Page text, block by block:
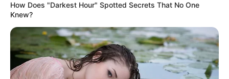
TEMAS RELACIONADOS
ICBF
POBLACIÓN VULNERABLE
INSTITUTO COLOMBIANO DE BIENESTAR FAMILIAR
How Does "Darkest Hour" Spotted Secrets That No One
Knew?